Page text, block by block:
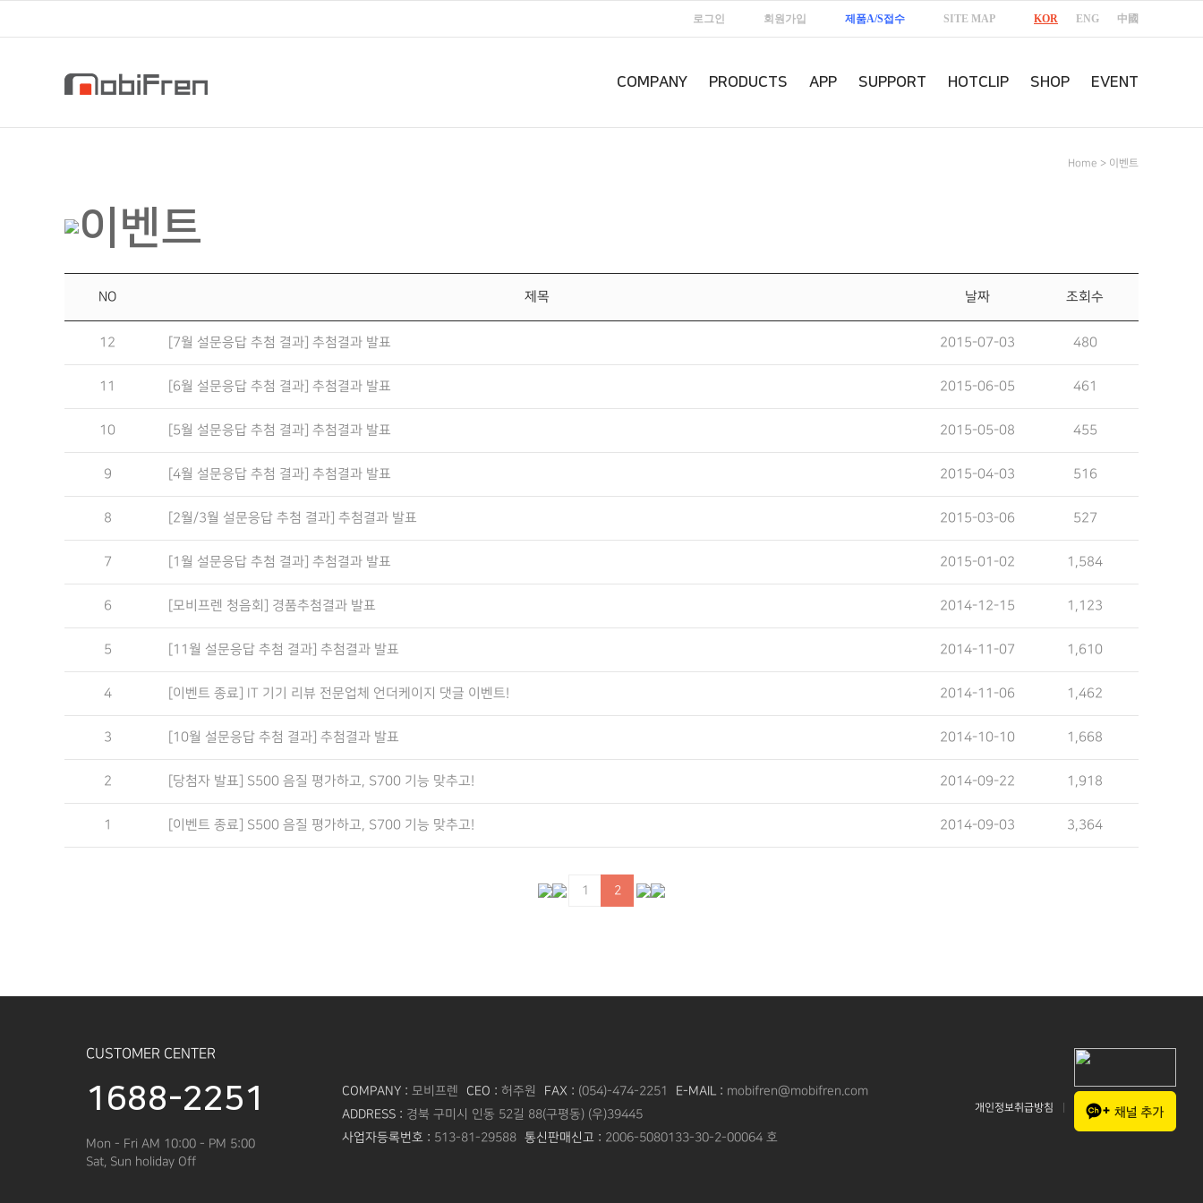
로그인 회원가입 제품A/S접수 SITE MAP KOR ENG 中國
COMPANY PRODUCTS APP SUPPORT HOTCLIP SHOP EVENT
Home > 이벤트
NO 제목 날짜 조회수
12 [7월 설문응답 추첨 결과] 추첨결과 발표 2015-07-03 480
11 [6월 설문응답 추첨 결과] 추첨결과 발표 2015-06-05 461
10 [5월 설문응답 추첨 결과] 추첨결과 발표 2015-05-08 455
9 [4월 설문응답 추첨 결과] 추첨결과 발표 2015-04-03 516
8 [2월/3월 설문응답 추첨 결과] 추첨결과 발표 2015-03-06 527
7 [1월 설문응답 추첨 결과] 추첨결과 발표 2015-01-02 1,584
6 [모비프렌 청음회] 경품추첨결과 발표 2014-12-15 1,123
5 [11월 설문응답 추첨 결과] 추첨결과 발표 2014-11-07 1,610
4 [이벤트 종료] IT 기기 리뷰 전문업체 언더케이지 댓글 이벤트! 2014-11-06 1,462
3 [10월 설문응답 추첨 결과] 추첨결과 발표 2014-10-10 1,668
2 [당첨자 발표] S500 음질 평가하고, S700 기능 맞추고! 2014-09-22 1,918
1 [이벤트 종료] S500 음질 평가하고, S700 기능 맞추고! 2014-09-03 3,364
1 2
CUSTOMER CENTER
1688-2251
Mon - Fri AM 10:00 - PM 5:00
Sat, Sun holiday Off
COMPANY : 모비프렌 CEO : 허주원 FAX : (054)-474-2251 E-MAIL : mobifren@mobifren.com
ADDRESS : 경북 구미시 인동 52길 88(구평동) (우)39445
사업자등록번호 : 513-81-29588 통신판매신고 : 2006-5080133-30-2-00064 호​
개인정보취급방침 CONTACT US